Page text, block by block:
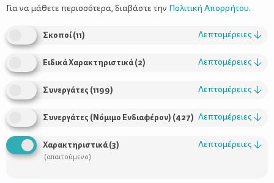
Η Ελευθερία είναι άλλη μια φίλη που χώρισε πρόσφατα και με
τρεμάμενη αλλά αποφασιστική φωνή μου ζήτησε να
συναντηθούμε για καφεδάκι. Φίλες χρόνια, κολλητές, δεν το
περίμενε καμιά μας ότι το διαζύγιο θα μας χτυπούσε την πόρτα.
Από μικρές κάναμε όνειρα για τον άντρα που θα
παντρευόμασταν, τα παιδιά που θα γεννούσαμε, τις εκδρομές
και τα ταξίδια που θα κάναμε. Τα είχαμε σκεφτεί όλα και,
φυσικά, το διαζύγιο δεν ήταν στα πλάνα.
-Δεν άντεχα άλλο, τι να έκανα; λέει με ύφος απολογητικό.
Για να μάθετε περισσότερα, διαβάστε την Πολιτική Απορρήτου.
Σκοποί(11) Λεπτομέρειες ↓
Ειδικά Χαρακτηριστικά(2) Λεπτομέρειες ↓
Συνεργάτες (1199) Λεπτομέρειες ↓
Συνεργάτες (Νόμιμο Ενδιαφέρον) (427) Λεπτομέρειες ↓
Χαρακτηριστικά(3)
(απαιτούμενο)
Λεπτομέρειες ↓